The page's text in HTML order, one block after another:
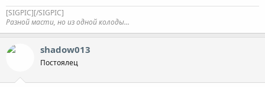
[SIGPIC][/SIGPIC]
Разной масти, но из одной колоды...
shadow013
Постоялец